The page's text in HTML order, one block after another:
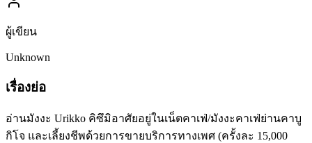
ผู้เขียน
Unknown
เรื่องย่อ
อ่านมังงะ Urikko คิซึมิอาศัยอยู่ในเน็ตคาเฟ่/มังงะคาเฟ่ย่านคาบู
กิโจ และเลี้ยงชีพด้วยการขายบริการทางเพศ (ครั้งละ 15,000